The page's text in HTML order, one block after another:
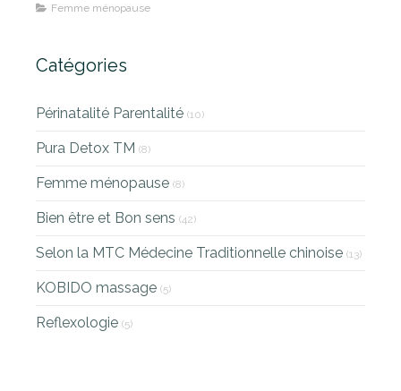
Femme ménopause
Catégories
Périnatalité Parentalité (10)
Pura Detox TM (8)
Femme ménopause (8)
Bien être et Bon sens (42)
Selon la MTC Médecine Traditionnelle chinoise (13)
KOBIDO massage (5)
Reflexologie (5)